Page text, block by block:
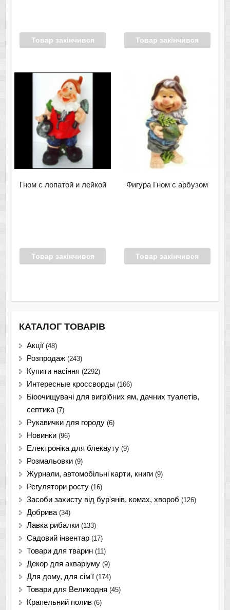
Товар закінчився Товар закінчився
Гном с лопатой и лейкой
Товар закінчився
Фигура Гном с арбузом
Товар закінчився
КАТАЛОГ ТОВАРІВ
Акції (48)
Розпродаж (243)
Купити насіння (2292)
Интересные кроссворды (166)
Біоочищувачі для вигрібних ям, дачних туалетів,
септика (7)
Рукавички для городу (6)
Новинки (96)
Електроніка для блекауту (9)
Розмальовки (9)
Журнали, автомобільні карти, книги (9)
Регулятори росту (16)
Засоби захисту від бур'янів, комах, хвороб (126)
Добрива (34)
Лавка рибалки (133)
Садовий інвентар (17)
Товари для тварин (11)
Декор для акваріуму (9)
Для дому, для сім'ї (174)
Товари для Великодня (45)
Крапельний полив (6)